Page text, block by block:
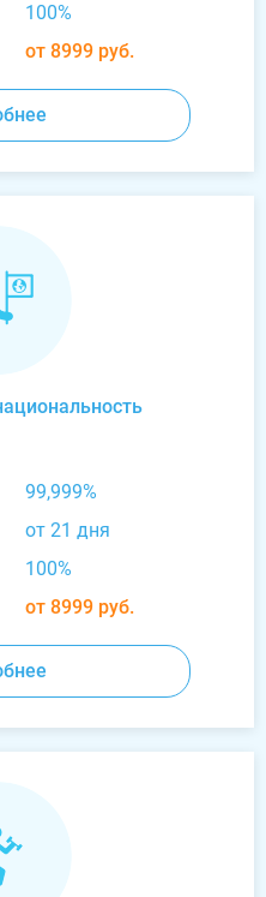
100%
от 8999 руб.
99,999%
от 21 дня
100%
от 8999 руб.